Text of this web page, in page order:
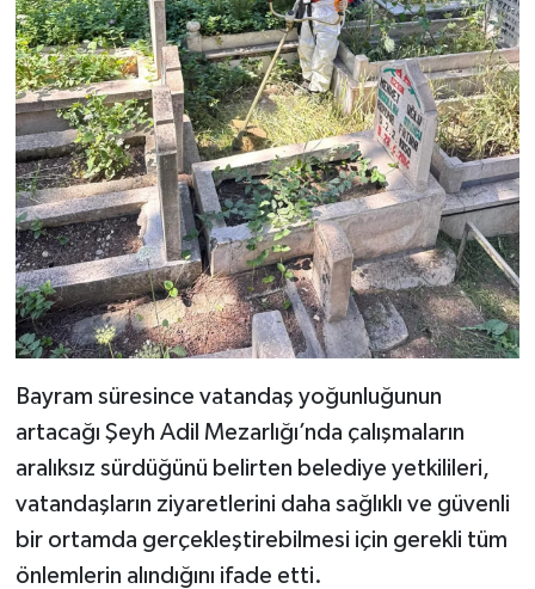
Bayram süresince vatandaş yoğunluğunun
artacağı Şeyh Adil Mezarlığı’nda çalışmaların
aralıksız sürdüğünü belirten belediye yetkilileri,
vatandaşların ziyaretlerini daha sağlıklı ve güvenli
bir ortamda gerçekleştirebilmesi için gerekli tüm
önlemlerin alındığını ifade etti.